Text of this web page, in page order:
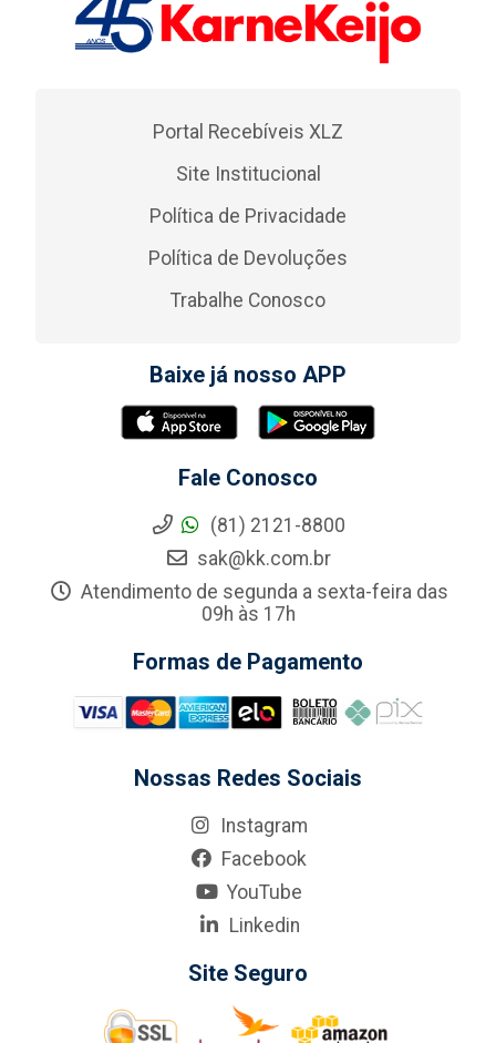
Portal Recebíveis XLZ
Site Institucional
Política de Privacidade
Política de Devoluções
Trabalhe Conosco
Baixe já nosso APP
Fale Conosco
(81) 2121-8800
sak@kk.com.br
Atendimento de segunda a sexta-feira das
09h às 17h
Formas de Pagamento
Nossas Redes Sociais
Instagram
Facebook
YouTube
Linkedin
Site Seguro